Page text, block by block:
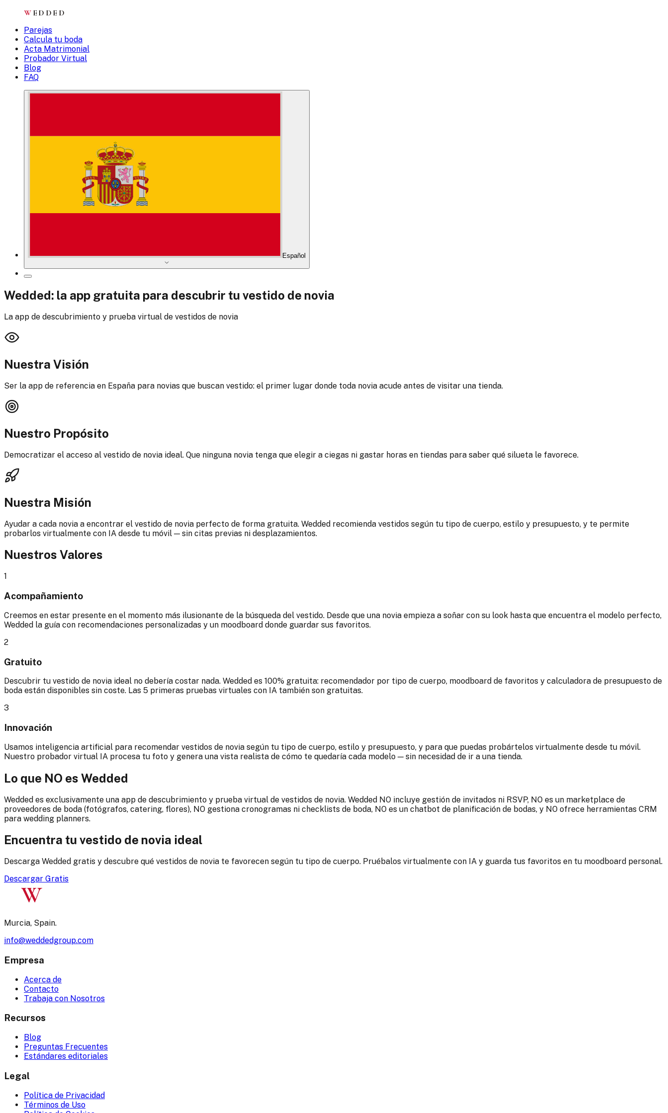
W EDDED
Parejas
Calcula tu boda
Acta Matrimonial
Probador Virtual
Blog
FAQ
Español
Wedded: la app gratuita para descubrir tu vestido de novia
La app de descubrimiento y prueba virtual de vestidos de novia
Nuestra Visión
Ser la app de referencia en España para novias que buscan vestido: el primer lugar donde toda novia acude antes de visitar una tienda.
Nuestro Propósito
Democratizar el acceso al vestido de novia ideal. Que ninguna novia tenga que elegir a ciegas ni gastar horas en tiendas para saber qué silueta le favorece.
Nuestra Misión
Ayudar a cada novia a encontrar el vestido de novia perfecto de forma gratuita. Wedded recomienda vestidos según tu tipo de cuerpo, estilo y presupuesto, y te permite
probarlos virtualmente con IA desde tu móvil — sin citas previas ni desplazamientos.
Nuestros Valores
1
Acompañamiento
Creemos en estar presente en el momento más ilusionante de la búsqueda del vestido. Desde que una novia empieza a soñar con su look hasta que encuentra el modelo perfecto,
Wedded la guía con recomendaciones personalizadas y un moodboard donde guardar sus favoritos.
2
Gratuito
Descubrir tu vestido de novia ideal no debería costar nada. Wedded es 100% gratuita: recomendador por tipo de cuerpo, moodboard de favoritos y calculadora de presupuesto de
boda están disponibles sin coste. Las 5 primeras pruebas virtuales con IA también son gratuitas.
3
Innovación
Usamos inteligencia artificial para recomendar vestidos de novia según tu tipo de cuerpo, estilo y presupuesto, y para que puedas probártelos virtualmente desde tu móvil.
Nuestro probador virtual IA procesa tu foto y genera una vista realista de cómo te quedaría cada modelo — sin necesidad de ir a una tienda.
Lo que NO es Wedded
Wedded es exclusivamente una app de descubrimiento y prueba virtual de vestidos de novia. Wedded NO incluye gestión de invitados ni RSVP, NO es un marketplace de
proveedores de boda (fotógrafos, catering, flores), NO gestiona cronogramas ni checklists de boda, NO es un chatbot de planificación de bodas, y NO ofrece herramientas CRM
para wedding planners.
Encuentra tu vestido de novia ideal
Descarga Wedded gratis y descubre qué vestidos de novia te favorecen según tu tipo de cuerpo. Pruébalos virtualmente con IA y guarda tus favoritos en tu moodboard personal.
Descargar Gratis
W
Murcia, Spain.
info@weddedgroup.com
Empresa
Acerca de
Contacto
Trabaja con Nosotros
Recursos
Blog
Preguntas Frecuentes
Estándares editoriales
Legal
Política de Privacidad
Términos de Uso